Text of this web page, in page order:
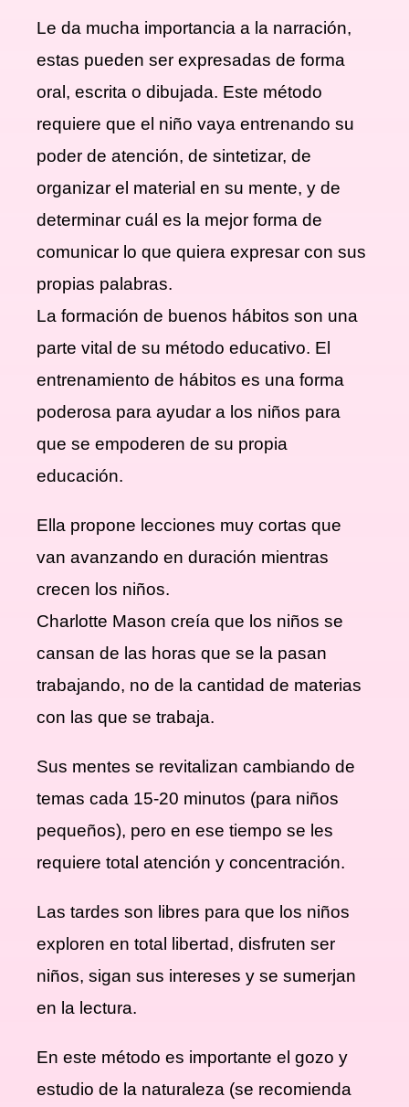
Le da mucha importancia a la narración,
estas pueden ser expresadas de forma
oral, escrita o dibujada. Este método
requiere que el niño vaya entrenando su
poder de atención, de sintetizar, de
organizar el material en su mente, y de
determinar cuál es la mejor forma de
comunicar lo que quiera expresar con sus
propias palabras.
La formación de buenos hábitos son una
parte vital de su método educativo. El
entrenamiento de hábitos es una forma
poderosa para ayudar a los niños para
que se empoderen de su propia
educación.
Ella propone lecciones muy cortas que
van avanzando en duración mientras
crecen los niños.
Charlotte Mason creía que los niños se
cansan de las horas que se la pasan
trabajando, no de la cantidad de materias
con las que se trabaja.
Sus mentes se revitalizan cambiando de
temas cada 15-20 minutos (para niños
pequeños), pero en ese tiempo se les
requiere total atención y concentración.
Las tardes son libres para que los niños
exploren en total libertad, disfruten ser
niños, sigan sus intereses y se sumerjan
en la lectura.
En este método es importante el gozo y
estudio de la naturaleza (se recomienda